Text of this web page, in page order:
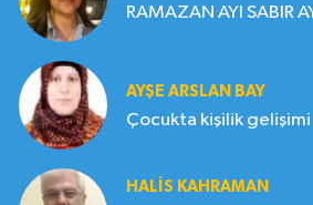
RAMAZAN AYI SABIR
AYŞE ARSLAN BAY
Çocukta kişilik gelişimi
HALIS KAHRAMAN